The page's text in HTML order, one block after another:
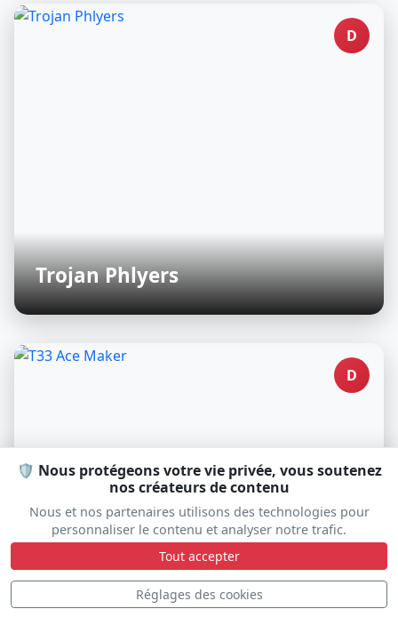
🛡️ Nous protégeons votre vie privée, vous soutenez
nos créateurs de contenu
Nous et nos partenaires utilisons des technologies pour
personnaliser le contenu et analyser notre trafic.
Tout accepter
Réglages des cookies
D
Trojan Phlyers
D
T33 Ace Maker